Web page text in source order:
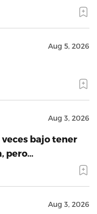
Aug 5, 2026
Aug 3, 2026
veces bajo tener
pero…
Aug 3, 2026